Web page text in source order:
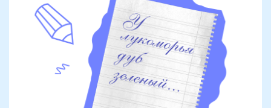
Когда «кривые буквы» — не
лень, а особенность